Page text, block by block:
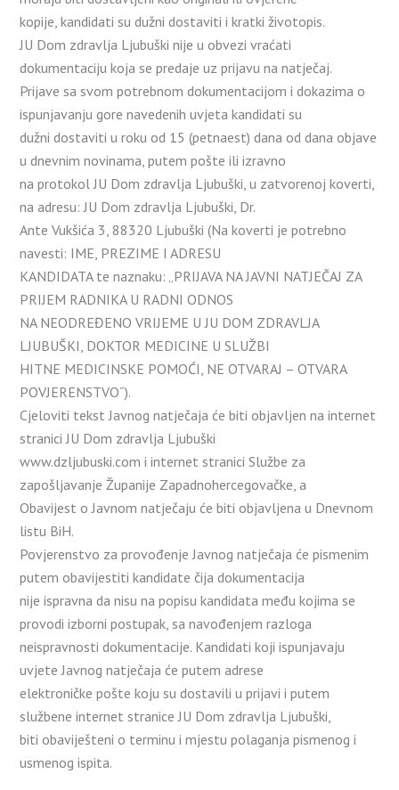
kopije, kandidati su dužni dostaviti i kratki životopis.
JU Dom zdravlja Ljubuški nije u obvezi vraćati
dokumentaciju koja se predaje uz prijavu na natječaj.
Prijave sa svom potrebnom dokumentacijom i dokazima o
ispunjavanju gore navedenih uvjeta kandidati su
dužni dostaviti u roku od 15 (petnaest) dana od dana objave
u dnevnim novinama, putem pošte ili izravno
na protokol JU Dom zdravlja Ljubuški, u zatvorenoj koverti,
na adresu: JU Dom zdravlja Ljubuški, Dr.
Ante Vukšića 3, 88320 Ljubuški (Na koverti je potrebno
navesti: IME, PREZIME I ADRESU
KANDIDATA te naznaku: „PRIJAVA NA JAVNI NATJEČAJ ZA
PRIJEM RADNIKA U RADNI ODNOS
NA NEODREĐENO VRIJEME U JU DOM ZDRAVLJA
LJUBUŠKI, DOKTOR MEDICINE U SLUŽBI
HITNE MEDICINSKE POMOĆI, NE OTVARAJ – OTVARA
POVJERENSTVO˝).
Cjeloviti tekst Javnog natječaja će biti objavljen na internet
stranici JU Dom zdravlja Ljubuški
www.dzljubuski.com i internet stranici Službe za
zapošljavanje Županije Zapadnohercegovačke, a
Obavijest o Javnom natječaju će biti objavljena u Dnevnom
listu BiH.
Povjerenstvo za provođenje Javnog natječaja će pismenim
putem obavijestiti kandidate čija dokumentacija
nije ispravna da nisu na popisu kandidata među kojima se
provodi izborni postupak, sa navođenjem razloga
neispravnosti dokumentacije. Kandidati koji ispunjavaju
uvjete Javnog natječaja će putem adrese
elektroničke pošte koju su dostavili u prijavi i putem
službene internet stranice JU Dom zdravlja Ljubuški,
biti obaviješteni o terminu i mjestu polaganja pismenog i
usmenog ispita.